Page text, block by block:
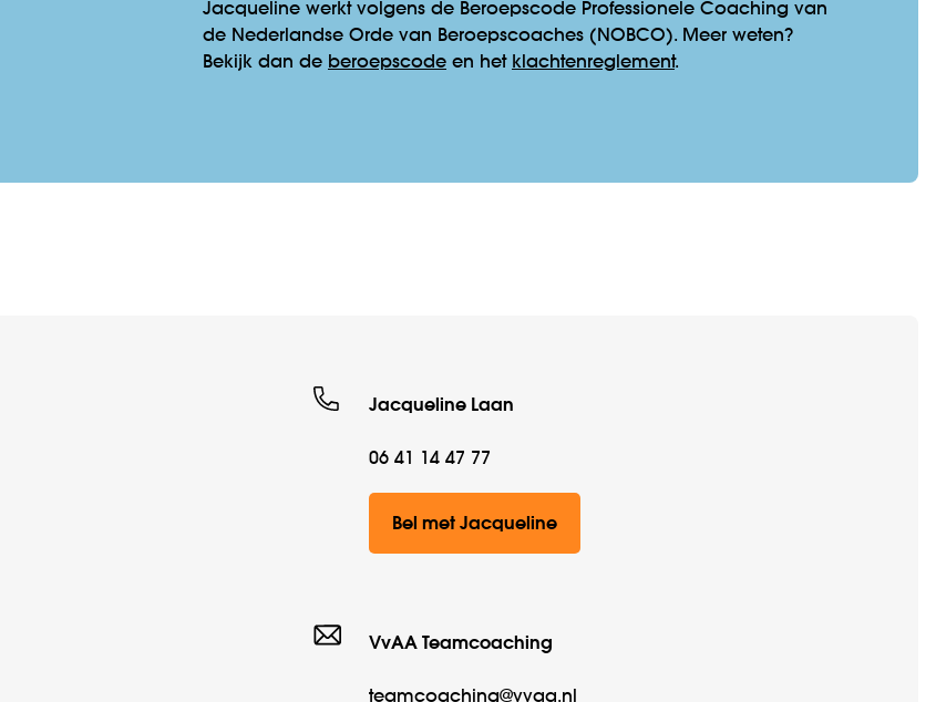
Jacqueline werkt volgens de Beroepscode Professionele Coaching van
de Nederlandse Orde van Beroepscoaches (NOBCO). Meer weten?
Bekijk dan de beroepscode en het klachtenreglement.
Jacqueline Laan
06 41 14 47 77
Bel met Jacqueline
VvAA Teamcoaching
teamcoaching@vvaa.nl